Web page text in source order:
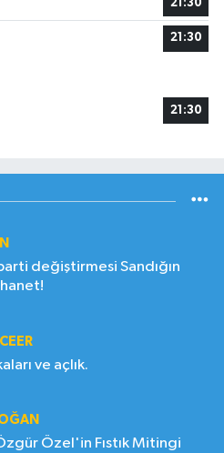
21:30
21:30
21:30
değiştirmesi Sandığın
ve açlık.
Özel'in Fıstık Mitingi